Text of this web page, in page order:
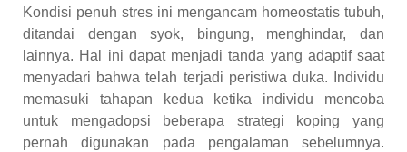
Kondisi penuh stres ini mengancam homeostatis tubuh,
ditandai dengan syok, bingung, menghindar, dan
lainnya. Hal ini dapat menjadi tanda yang adaptif saat
menyadari bahwa telah terjadi peristiwa duka. Individu
memasuki tahapan kedua ketika individu mencoba
untuk mengadopsi beberapa strategi koping yang
pernah digunakan pada pengalaman sebelumnya.